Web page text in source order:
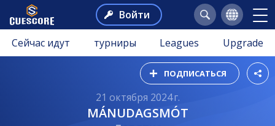
Войти
Сейчас идут турниры Leagues Upgrade
ПОДПИСАТЬСЯ
21 октября 2024 г.
MÁNUDAGSMÓT